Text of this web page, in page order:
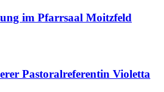
im Pfarrsaal Moitzfeld
Pastoralreferentin Violetta